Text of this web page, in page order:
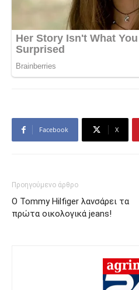
Facebook X
Προηγούμενο άρθρο
O Tommy Hilfiger λανσάρει τα
πρώτα οικολογικά jeans!